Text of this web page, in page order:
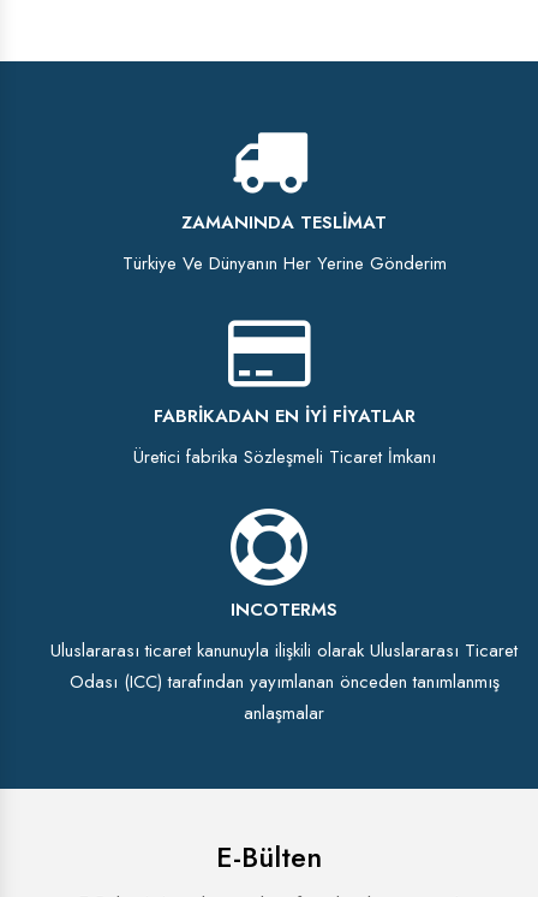
ZAMANINDA TESLIMAT
Türkiye Ve Dünyanın Her Yerine Gönderim
FABRIKADAN EN İYI FIYATLAR
Üretici fabrika Sözleşmeli Ticaret İmkanı
INCOTERMS
Uluslararası ticaret kanunuyla ilişkili olarak Uluslararası Ticaret
Odası (ICC) tarafından yayımlanan önceden tanımlanmış
anlaşmalar
E-Bülten